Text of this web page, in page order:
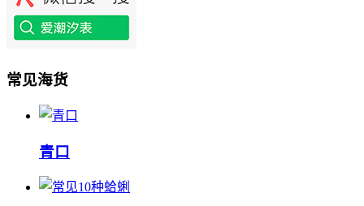
常见海货
‌‌青口